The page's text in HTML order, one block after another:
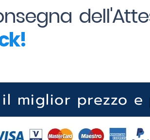
miglior prezzo e